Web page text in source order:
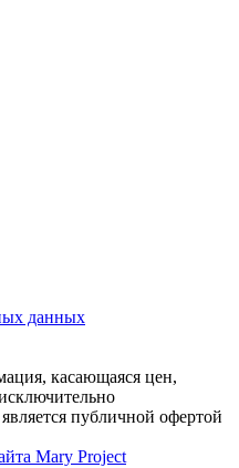
данных
касающаяся цен,
публичной офертой
Mary Project